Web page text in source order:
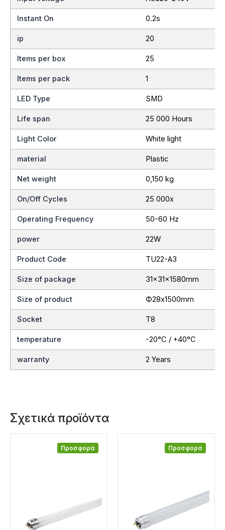
Instant On 0.2s
ip 20
Items per box 25
Items per pack 1
LED Type SMD
Life span 25 000 Hours
Light Color White light
material Plastic
Net weight 0,150 kg
On/Off Cycles 25 000x
Operating Frequency 50-60 Hz
power 22W
Product Code TU22-A3
Size of package 31x31x1580mm
Size of product Ф28x1500mm
Socket T8
temperature -20°C / +40°C
warranty 2 Years
Σχετικά προϊόντα
Προσφορά Προσφορά